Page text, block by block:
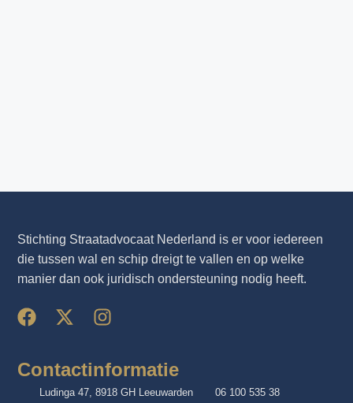
Stichting Straatadvocaat Nederland is er voor iedereen
die tussen wal en schip dreigt te vallen en op welke
manier dan ook juridisch ondersteuning nodig heeft.
Contactinformatie
Ludinga 47, 8918 GH Leeuwarden 06 100 535 38